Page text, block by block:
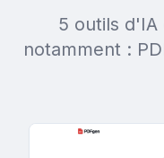
5 outils d'IA
notamment :